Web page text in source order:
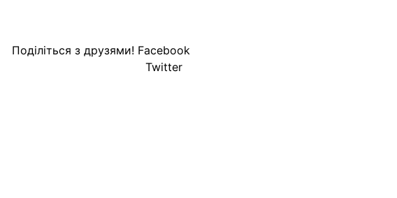
Поділіться з друзями! Facebook
Twitter